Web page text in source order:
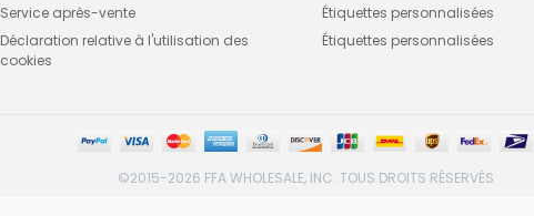
Service après-vente
Déclaration relative à l'utilisation des
cookies
Étiquettes personnalisées
Étiquettes personnalisées
©2015-2026 FFA WHOLESALE, INC. TOUS DROITS RÉSERVÉS